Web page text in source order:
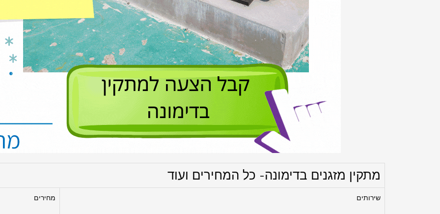
מתקין מזגנים בדימונה- כל המחירים ועוד
שירותים מחירים